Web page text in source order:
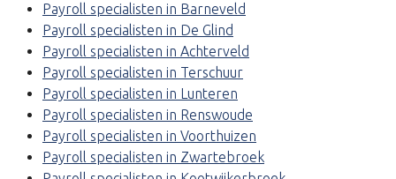
Payroll specialisten in Barneveld
Payroll specialisten in De Glind
Payroll specialisten in Achterveld
Payroll specialisten in Terschuur
Payroll specialisten in Lunteren
Payroll specialisten in Renswoude
Payroll specialisten in Voorthuizen
Payroll specialisten in Zwartebroek